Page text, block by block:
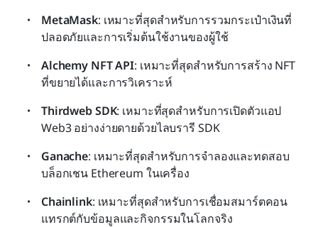
MetaMask: เหมาะที่สุดสำหรับการรวมกระเป๋าเงินที่
ปลอดภัยและการเริ่มต้นใช้งานของผู้ใช้
Alchemy NFT API: เหมาะที่สุดสำหรับการสร้าง NFT
ที่ขยายได้และการวิเคราะห์
Thirdweb SDK: เหมาะที่สุดสำหรับการเปิดตัวแอป
Web3 อย่างง่ายดายด้วยไลบรารี SDK
Ganache: เหมาะที่สุดสำหรับการจำลองและทดสอบ
บล็อกเชน Ethereum ในเครื่อง
Chainlink: เหมาะที่สุดสำหรับการเชื่อมสมาร์ตคอน
แทรกต์กับข้อมูลและกิจกรรมในโลกจริง